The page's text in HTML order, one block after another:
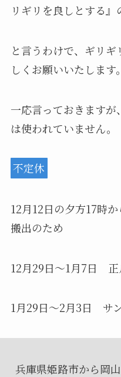
リギリを良しとする』
と言うわけで、ギリ
しくお願いいたします。
一応言っておきます
は使われていません。
不定休
12月12日の夕方17時
搬出のため
12月29日〜1月7日 正
1月29日〜2月3日 サ
兵庫県姫路市から岡